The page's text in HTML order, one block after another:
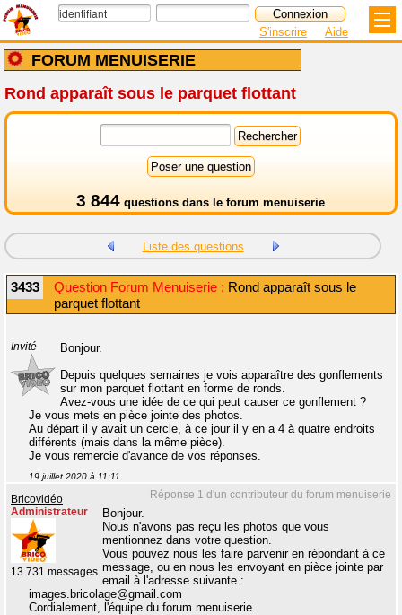
FORUM MENUISERIE
S'inscrire Aide
Rond apparaît sous le parquet flottant
3 844 questions dans le forum menuiserie
Liste des questions
3433 Question Forum Menuiserie : Rond apparaît sous le
parquet flottant
Invité
Bonjour.
Depuis quelques semaines je vois apparaître des gonflements
sur mon parquet flottant en forme de ronds.
Avez-vous une idée de ce qui peut causer ce gonflement ?
Je vous mets en pièce jointe des photos.
Au départ il y avait un cercle, à ce jour il y en a 4 à quatre endroits
différents (mais dans la même pièce).
Je vous remercie d'avance de vos réponses.
19 juillet 2020 à 11:11
Réponse 1 d'un contributeur du forum menuiserie
Bricovidéo
Administrateur
13 731 messages
Bonjour.
Nous n'avons pas reçu les photos que vous
mentionnez dans votre question.
Vous pouvez nous les faire parvenir en répondant à ce
message, ou en nous les envoyant en pièce jointe par
email à l'adresse suivante :
images.bricolage@gmail.com
Cordialement, l'équipe du forum menuiserie.